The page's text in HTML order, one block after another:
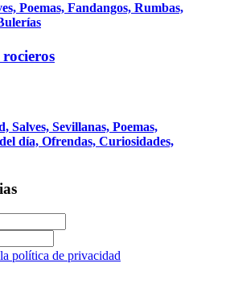
Poemas, Fandangos, Rumbas,
Sevillanas, Poemas,
día, Ofrendas, Curiosidades,
política de privacidad